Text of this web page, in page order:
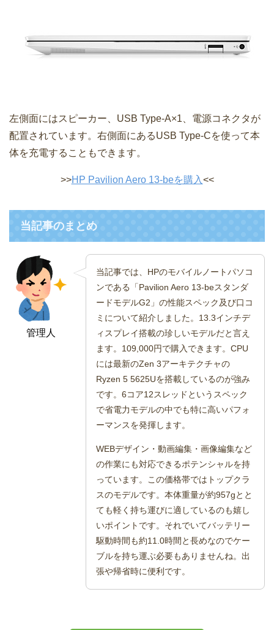
左側面にはスピーカー、USB Type-A×1、電源コネクタが
配置されています。右側面にあるUSB Type-Cを使って本
体を充電することもできます。
>>HP Pavilion Aero 13-beを購入<<
当記事のまとめ
管理人
当記事では、HPのモバイルノートパソコ
ンである「Pavilion Aero 13-beスタンダ
ードモデルG2」の性能スペック及び口コ
ミについて紹介しました。13.3インチデ
ィスプレイ搭載の珍しいモデルだと言え
ます。109,000円で購入できます。CPU
には最新のZen 3アーキテクチャの
Ryzen 5 5625Uを搭載しているのが強み
です。6コア12スレッドというスペック
で省電力モデルの中でも特に高いパフォ
ーマンスを発揮します。
WEBデザイン・動画編集・画像編集など
の作業にも対応できるポテンシャルを持
っています。この価格帯ではトップクラ
スのモデルです。本体重量が約957gとと
ても軽く持ち運びに適しているのも嬉し
いポイントです。それでいてバッテリー
駆動時間も約11.0時間と長めなのでケー
ブルを持ち運ぶ必要もありませんね。出
張や帰省時に便利です。